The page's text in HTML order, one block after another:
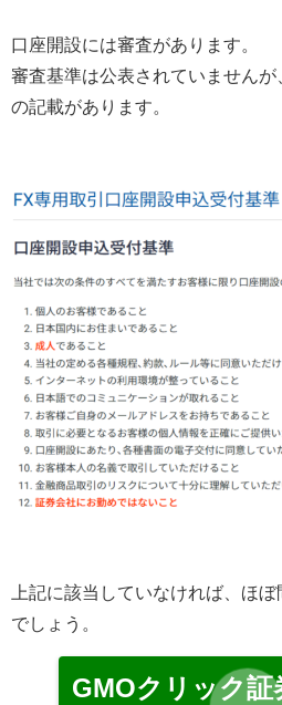
口座開設には審査があります。
審査基準は公表されていません
の記載があります。
上記に該当していなければ、ほ
でしょう。
GMOクリック証